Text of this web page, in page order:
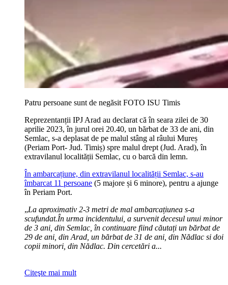
Patru persoane sunt de negăsit FOTO ISU Timis
Reprezentanții IPJ Arad au declarat că în seara zilei de 30
aprilie 2023, în jurul orei 20.40, un bărbat de 33 de ani, din
Semlac, s-a deplasat de pe malul stâng al râului Mureș
(Periam Port- Jud. Timiș) spre malul drept (Jud. Arad), în
extravilanul localității Semlac, cu o barcă din lemn.
În ambarcațiune, din extravilanul localității Semlac, s-au
îmbarcat 11 persoane (5 majore și 6 minore), pentru a ajunge
în Periam Port.
„La aproximativ 2-3 metri de mal ambarcațiunea s-a
scufundat.În urma incidentului, a survenit decesul unui minor
de 3 ani, din Semlac, în continuare fiind căutați un bărbat de
29 de ani, din Arad, un bărbat de 31 de ani, din Nădlac si doi
copii minori, din Nădlac. Din cercetări a...
Citeşte mai mult